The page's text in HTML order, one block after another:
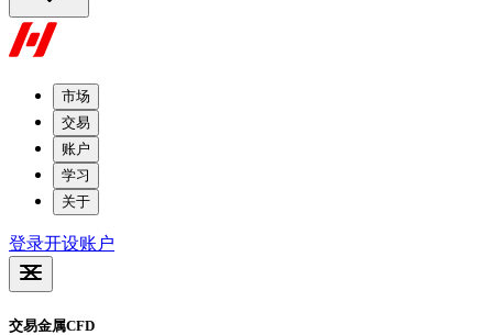
市场
交易
账户
学习
关于
登录开设账户
交易金属CFD